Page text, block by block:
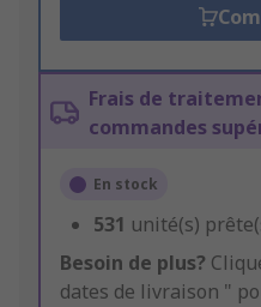
Frais de
commandes
En stock
531 unité(s)
Besoin de plus?
dates de livraison "